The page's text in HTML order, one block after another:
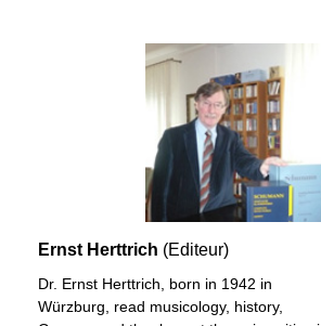
Ernst Herttrich (Editeur)
Dr. Ernst Herttrich, born in 1942 in
Würzburg, read musicology, history,